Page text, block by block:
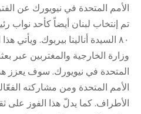
تم إنتخاب لبنان أيضاً كأحد نواب
٨٠ السيدة أنالينا بيربوك. ويأتي
وزارة الخارجية والمغتربين عبر
المتحدة في نيويورك. سوف يعزز
الأمم المتحدة ومن مشاركته
الأطراف. كما يدلّ هذا الفوز على